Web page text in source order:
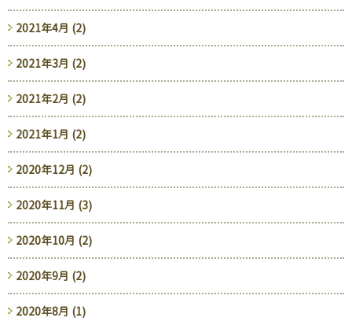
2021年4月 (2)
2021年3月 (2)
2021年2月 (2)
2021年1月 (2)
2020年12月 (2)
2020年11月 (3)
2020年10月 (2)
2020年9月 (2)
2020年8月 (1)